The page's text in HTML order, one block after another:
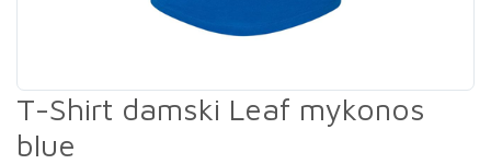
T-Shirt damski Leaf mykonos
blue